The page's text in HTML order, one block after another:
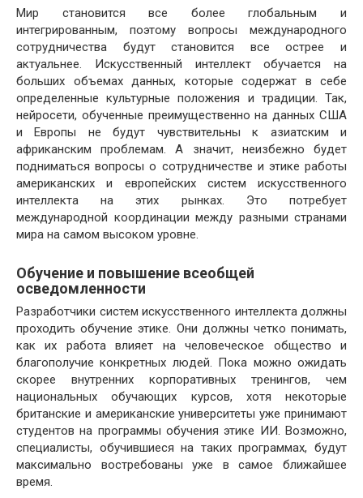
Мир становится все более глобальным и
интегрированным, поэтому вопросы международного
сотрудничества будут становится все острее и
актуальнее. Искусственный интеллект обучается на
больших объемах данных, которые содержат в себе
определенные культурные положения и традиции. Так,
нейросети, обученные преимущественно на данных США
и Европы не будут чувствительны к азиатским и
африканским проблемам. А значит, неизбежно будет
подниматься вопросы о сотрудничестве и этике работы
американских и европейских систем искусственного
интеллекта на этих рынках. Это потребует
международной координации между разными странами
мира на самом высоком уровне.
Обучение и повышение всеобщей
осведомленности
Разработчики систем искусственного интеллекта должны
проходить обучение этике. Они должны четко понимать,
как их работа влияет на человеческое общество и
благополучие конкретных людей. Пока можно ожидать
скорее внутренних корпоративных тренингов, чем
национальных обучающих курсов, хотя некоторые
британские и американские университеты уже принимают
студентов на программы обучения этике ИИ. Возможно,
специалисты, обучившиеся на таких программах, будут
максимально востребованы уже в самое ближайшее
время.